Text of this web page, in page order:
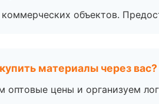
объектов.
материалы через вас?
оптовые цены и организуем